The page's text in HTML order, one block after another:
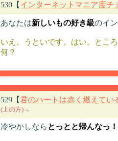
530【 インターネットマニア度チ
あなたは新しいもの好き級のイ
いえ。うといです。はい。とこ
何？
529【 君のハートは赤く燃えてい
(上の方)→
冷やかしなら とっとと帰んなっ！